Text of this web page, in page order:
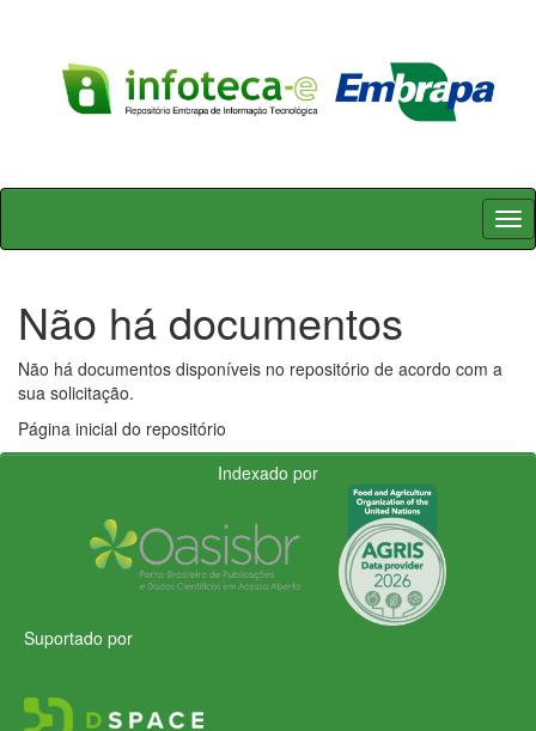
Skip
Não há documentos
Não há documentos disponíveis no repositório de acordo com a
sua solicitação.
Página inicial do repositório
Indexado por
Suportado por